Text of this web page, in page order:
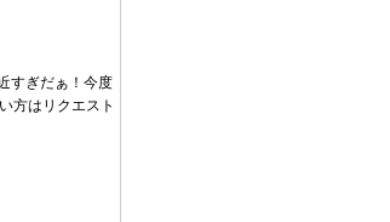
すぎだぁ！今度
方はリクエスト